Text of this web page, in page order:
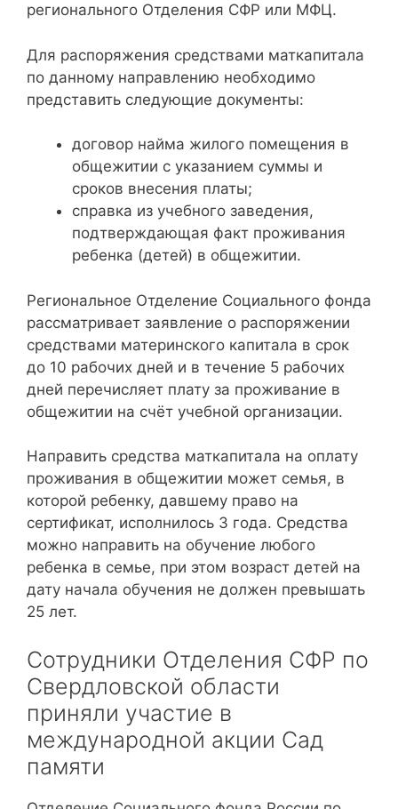
регионального Отделения СФР или МФЦ.
Для распоряжения средствами маткапитала
по данному направлению необходимо
представить следующие документы:
договор найма жилого помещения в
общежитии с указанием суммы и
сроков внесения платы;
справка из учебного заведения,
подтверждающая факт проживания
ребенка (детей) в общежитии.
Региональное Отделение Социального фонда
рассматривает заявление о распоряжении
средствами материнского капитала в срок
до 10 рабочих дней и в течение 5 рабочих
дней перечисляет плату за проживание в
общежитии на счёт учебной организации.
Направить средства маткапитала на оплату
проживания в общежитии может семья, в
которой ребенку, давшему право на
сертификат, исполнилось 3 года. Средства
можно направить на обучение любого
ребенка в семье, при этом возраст детей на
дату начала обучения не должен превышать
25 лет.
Сотрудники Отделения СФР по
Свердловской области
приняли участие в
международной акции Сад
памяти